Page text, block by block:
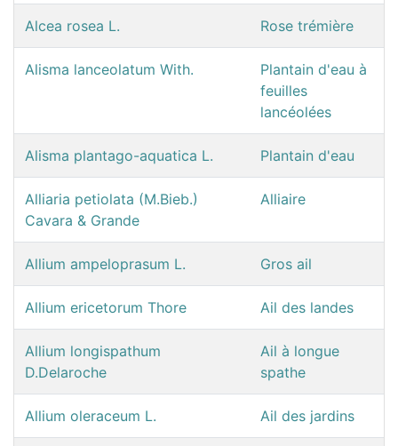
Alcea rosea L. Rose trémière
Alisma lanceolatum With.
Plantain d'eau à
feuilles
lancéolées
Alisma plantago-aquatica L. Plantain d'eau
Alliaria petiolata (M.Bieb.)
Cavara & Grande
Alliaire
Allium ampeloprasum L. Gros ail
Allium ericetorum Thore Ail des landes
Allium longispathum
D.Delaroche
Ail à longue
spathe
Allium oleraceum L. Ail des jardins